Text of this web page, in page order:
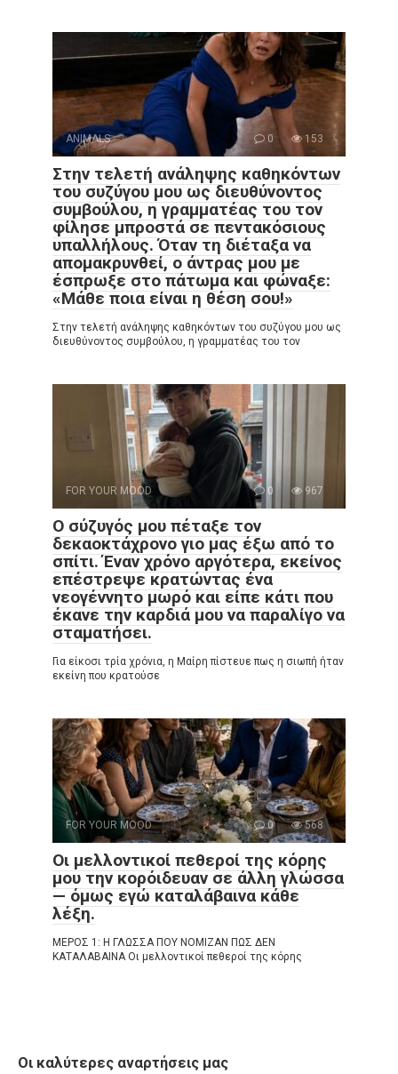
ANIMALS 0 153
Στην τελετή ανάληψης καθηκόντων
του συζύγου μου ως διευθύνοντος
συμβούλου, η γραμματέας του τον
φίλησε μπροστά σε πεντακόσιους
υπαλλήλους. Όταν τη διέταξα να
απομακρυνθεί, ο άντρας μου με
έσπρωξε στο πάτωμα και φώναξε:
«Μάθε ποια είναι η θέση σου!»
Στην τελετή ανάληψης καθηκόντων του συζύγου μου ως
διευθύνοντος συμβούλου, η γραμματέας του τον
FOR YOUR MOOD 0 967
Ο σύζυγός μου πέταξε τον
δεκαοκτάχρονο γιο μας έξω από το
σπίτι. Έναν χρόνο αργότερα, εκείνος
επέστρεψε κρατώντας ένα
νεογέννητο μωρό και είπε κάτι που
έκανε την καρδιά μου να παραλίγο να
σταματήσει.
Για είκοσι τρία χρόνια, η Μαίρη πίστευε πως η σιωπή ήταν
εκείνη που κρατούσε
FOR YOUR MOOD 0 568
Οι μελλοντικοί πεθεροί της κόρης
μου την κορόιδευαν σε άλλη γλώσσα
— όμως εγώ καταλάβαινα κάθε
λέξη.
ΜΕΡΟΣ 1: Η ΓΛΩΣΣΑ ΠΟΥ ΝΟΜΙΖΑΝ ΠΩΣ ΔΕΝ
ΚΑΤΑΛΑΒΑΙΝΑ Οι μελλοντικοί πεθεροί της κόρης
Οι καλύτερες αναρτήσεις μας